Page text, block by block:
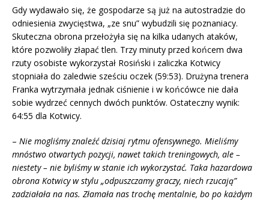
Gdy wydawało się, że gospodarze są już na autostradzie do
odniesienia zwycięstwa, „ze snu” wybudzili się poznaniacy.
Skuteczna obrona przełożyła się na kilka udanych ataków,
które pozwoliły złapać tlen. Trzy minuty przed końcem dwa
rzuty osobiste wykorzystał Rosiński i zaliczka Kotwicy
stopniała do zaledwie sześciu oczek (59:53). Drużyna trenera
Franka wytrzymała jednak ciśnienie i w końcówce nie dała
sobie wydrzeć cennych dwóch punktów. Ostateczny wynik:
64:55 dla Kotwicy.
– Nie mogliśmy znaleźć dzisiaj rytmu ofensywnego. Mieliśmy
mnóstwo otwartych pozycji, nawet takich treningowych, ale –
niestety – nie byliśmy w stanie ich wykorzystać. Taka hazardowa
obrona Kotwicy w stylu „odpuszczamy graczy, niech rzucają”
zadziałała na nas. Złamała nas trochę mentalnie, bo po każdym